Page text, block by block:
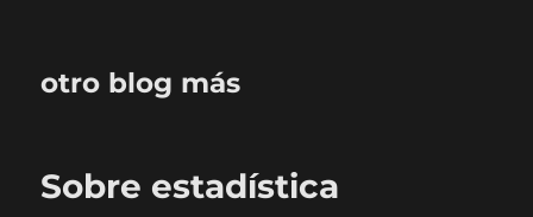
otro blog más
Sobre estadística